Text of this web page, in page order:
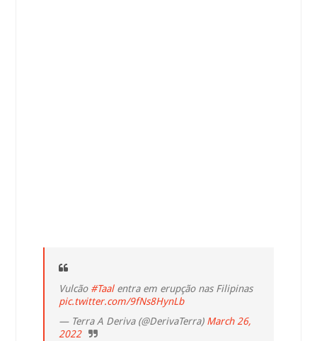
Vulcão #Taalentra em erupção nas Filipinas
pic.twitter.com/9fNs8HynLb
— Terra A Deriva (@DerivaTerra) March 26,
2022